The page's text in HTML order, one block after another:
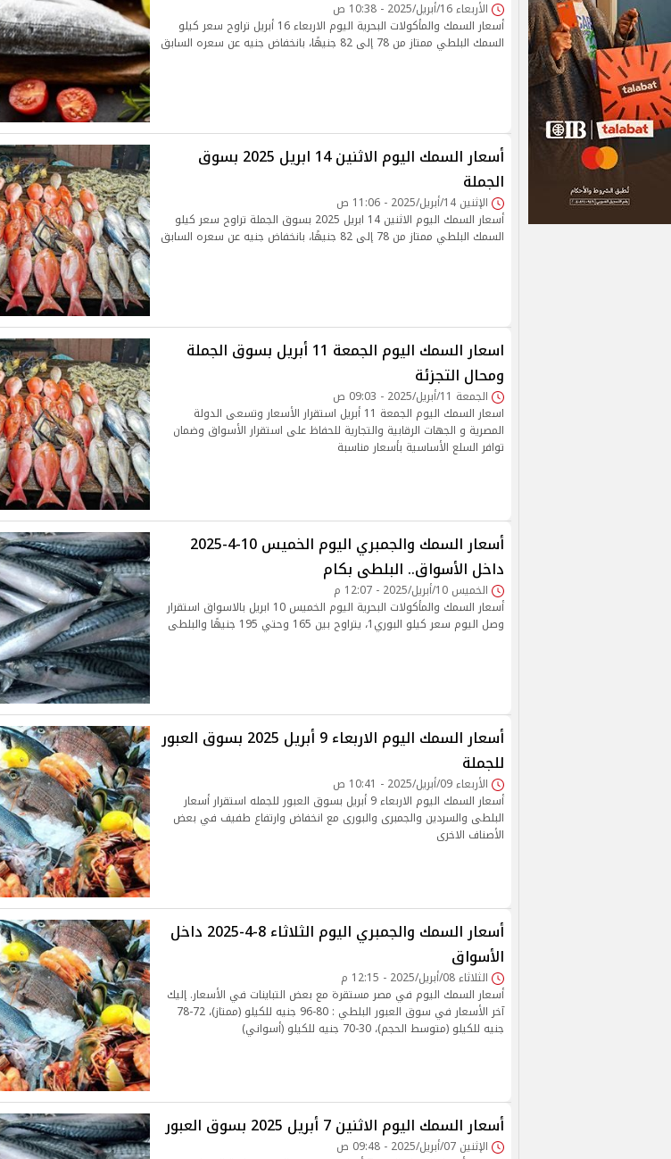
الأربعاء 16/أبريل/2025 - 10:38 ص
أسعار السمك والمأكولات البحرية اليوم الاربعاء 16 أبريل تراوح سعر كيلو
السمك البلطي ممتاز من 78 إلى 82 جنيهًا، بانخفاض جنيه عن سعره السابق
أسعار السمك اليوم الاثنين 14 ابريل 2025 بسوق
الجملة
الإثنين 14/أبريل/2025 - 11:06 ص
أسعار السمك اليوم الاثنين 14 ابريل 2025 بسوق الجملة تراوح سعر كيلو
السمك البلطي ممتاز من 78 إلى 82 جنيهًا، بانخفاض جنيه عن سعره السابق
اسعار السمك اليوم الجمعة 11 أبريل بسوق الجملة
ومحال التجزئة
الجمعة 11/أبريل/2025 - 09:03 ص
اسعار السمك اليوم الجمعة 11 أبريل استقرار الأسعار وتسعى الدولة
المصرية و الجهات الرقابية والتجارية للحفاظ على استقرار الأسواق وضمان
توافر السلع الأساسية بأسعار مناسبة
أسعار السمك والجمبري اليوم الخميس 10-4-2025
داخل الأسواق.. البلطى بكام
الخميس 10/أبريل/2025 - 12:07 م
أسعار السمك والمأكولات البحرية اليوم الخميس 10 ابريل بالاسواق استقرار
وصل اليوم سعر كيلو البوري1، يتراوح بين 165 وحتي 195 جنيهًا والبلطى
أسعار السمك اليوم الاربعاء 9 أبريل 2025 بسوق العبور
للجملة
الأربعاء 09/أبريل/2025 - 10:41 ص
أسعار السمك اليوم الاربعاء 9 أبريل بسوق العبور للجمله استقرار أسعار
البلطى والسردين والجمبرى والبورى مع انخفاض وارتفاع طفيف في بعض
الأصناف الاخرى
أسعار السمك والجمبري اليوم الثلاثاء 8-4-2025 داخل
الأسواق
الثلاثاء 08/أبريل/2025 - 12:15 م
أسعار السمك اليوم في مصر مستقرة مع بعض التباينات في الأسعار. إليك
آخر الأسعار في سوق العبور البلطي : 80-96 جنيه للكيلو (ممتاز)، 72-78
جنيه للكيلو (متوسط الحجم)، 30-70 جنيه للكيلو (أسواني)
أسعار السمك اليوم الاثنين 7 أبريل 2025 بسوق العبور
الإثنين 07/أبريل/2025 - 09:48 ص